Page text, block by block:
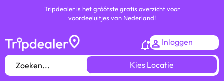
Tripdealer is het gróótste gratis overzicht voor
voordeeluitjes van Nederland!
Inloggen
Kies Locatie